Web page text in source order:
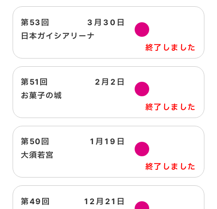
第53回 3月30日 日
日本ガイシアリーナ
終了しました
第51回 2月2日 日
お菓子の城
終了しました
第50回 1月19日 日
大須若宮
終了しました
第49回 12月21日 土